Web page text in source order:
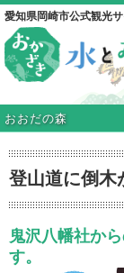
愛知県岡崎市公式観光サ
おおだの森
登山道に倒木
鬼沢八幡社か
す。